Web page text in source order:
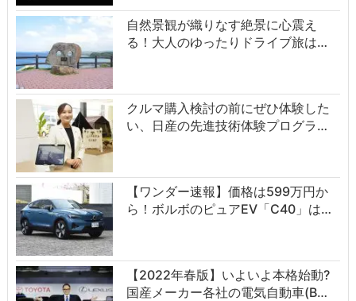
自然景観が織りなす絶景に心震え
る！大人のゆったりドライブ旅は…
クルマ購入検討の前にぜひ体験した
い、日産の先進技術体験プログラ…
【ワンダー速報】価格は599万円か
ら！ボルボのピュアEV「C40」は…
【2022年春版】いよいよ本格始動?
国産メーカー各社の電気自動車(B…